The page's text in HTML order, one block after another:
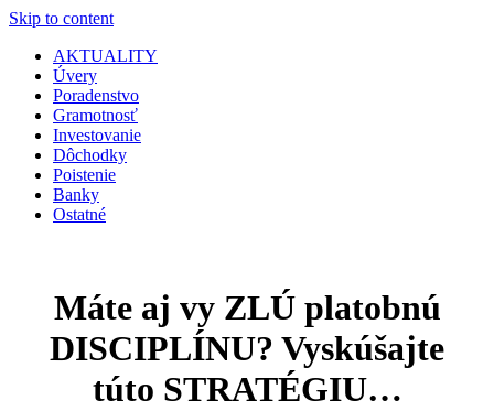
Skip to content
AKTUALITY
Úvery
Poradenstvo
Gramotnosť
Investovanie
Dôchodky
Poistenie
Banky
Ostatné
Máte aj vy ZLÚ platobnú
DISCIPLÍNU? Vyskúšajte
túto STRATÉGIU…